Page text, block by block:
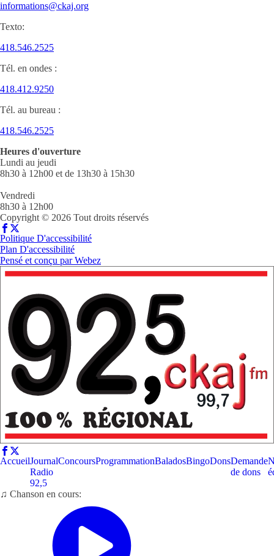
informations@ckaj.org
Texto:
418.546.2525
Tél. en ondes :
418.412.9250
Tél. au bureau :
418.546.2525
Heures d'ouverture
Lundi au jeudi
8h30 à 12h00 et de 13h30 à 15h30
Vendredi
8h30 à 12h00
Copyright © 2026 Tout droits réservés
Politique D'accessibilité
Plan D'accessibilité
Pensé et conçu parWebez
AccueilJournal
Radio
92,5
ConcoursProgrammationBaladosBingoDonsDemande
de dons
♫ Chanson en cours: